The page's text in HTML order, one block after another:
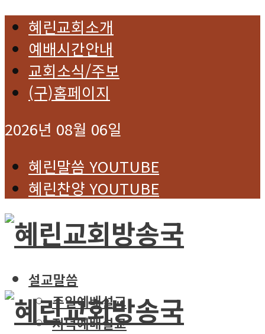
혜린교회소개
예배시간안내
교회소식/주보
(구)홈페이지
2026년 08월 06일
혜린말씀 YOUTUBE
혜린찬양 YOUTUBE
설교말씀
주일예배설교
저녁예배설교